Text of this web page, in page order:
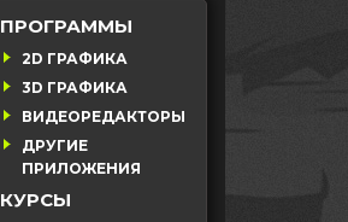
ПРОГРАММЫ
2D ГРАФИКА
3D ГРАФИКА
ВИДЕОРЕДАКТОРЫ
ДРУГИЕ
ПРИЛОЖЕНИЯ
КУРСЫ